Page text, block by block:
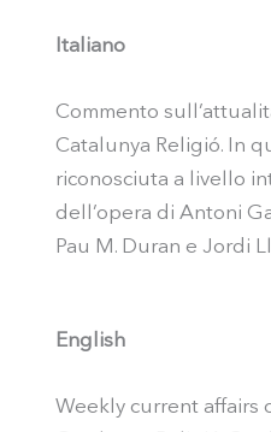
Italiano
Commento
Catalunya Religió. In
riconosciuta a livello
dell’opera di Antoni
Pau M. Duran e Jordi
English
Weekly current affairs